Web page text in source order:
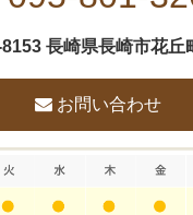
長崎県長崎市花丘
お問い合わせ